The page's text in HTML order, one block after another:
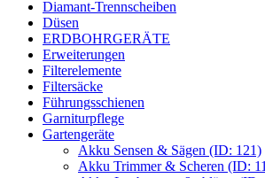
Diamant-Trennscheiben
Düsen
ERDBOHRGERÄTE
Erweiterungen
Filterelemente
Filtersäcke
Führungsschienen
Garniturpflege
Gartengeräte
Akku Sensen & Sägen (ID: 121)
Akku Trimmer & Scheren (ID: